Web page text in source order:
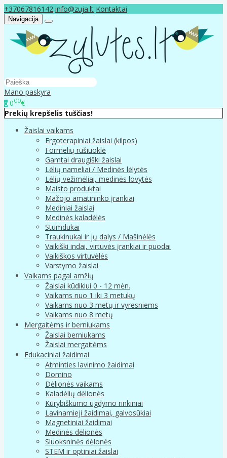
+37067816142 info@zuja.lt Kontaktai
Navigacija
Mano paskyra
0 000€
Prekių krepšelis tuščias!
Žaislai vaikams
Ergoterapiniai žaislai (kilpos)
Formelių rūšiuoklė
Gamtai draugiški žaislai
Lėlių nameliai / Medinės lėlytės
Lėlių vežimėliai, medinės lovytės
Maisto produktai
Mažojo amatininko įrankiai
Mediniai žaislai
Medinės kaladėlės
Stumdukai
Traukinukai ir jų dalys / Mašinėlės
Vaikiški indai, virtuvės įrankiai ir puodai
Vaikiškos virtuvėlės
Varstymo žaislai
Vaikams pagal amžių
Žaislai kūdikiui 0 - 12 mėn.
Vaikams nuo 1 iki 3 metukų
Vaikams nuo 3 metų ir vyresniems
Vaikams nuo 8 metų
Mergaitėms ir berniukams
Žaislai berniukams
Žaislai mergaitėms
Edukaciniai žaidimai
Atminties lavinimo žaidimai
Domino
Dėlionės vaikams
Kaladėlių dėlionės
Kūrybiškumo ugdymo rinkiniai
Lavinamieji žaidimai, galvosūkiai
Magnetiniai žaidimai
Medinės dėlionės
Sluoksninės dėlonės
STEM ir optiniai žaislai